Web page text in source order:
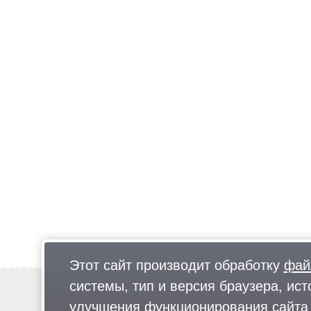
Новости
Предложи новость
Этот сайт производит обработку
системы, тип и версия браузера,
улучшения функционирования